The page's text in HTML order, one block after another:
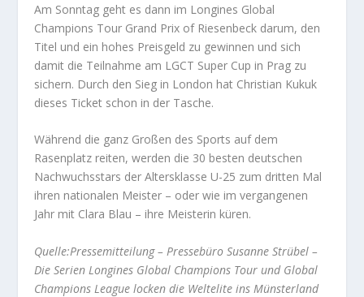
Am Sonntag geht es dann im Longines Global
Champions Tour Grand Prix of Riesenbeck darum, den
Titel und ein hohes Preisgeld zu gewinnen und sich
damit die Teilnahme am LGCT Super Cup in Prag zu
sichern. Durch den Sieg in London hat Christian Kukuk
dieses Ticket schon in der Tasche.
Während die ganz Großen des Sports auf dem
Rasenplatz reiten, werden die 30 besten deutschen
Nachwuchsstars der Altersklasse U-25 zum dritten Mal
ihren nationalen Meister – oder wie im vergangenen
Jahr mit Clara Blau – ihre Meisterin küren.
Quelle:Pressemitteilung – Pressebüro Susanne Strübel –
Die Serien Longines Global Champions Tour und Global
Champions League locken die Weltelite ins Münsterland